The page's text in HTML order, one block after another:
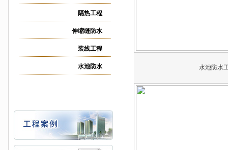
隔热工程
伸缩缝防水
装线工程
水池防水 水池防水